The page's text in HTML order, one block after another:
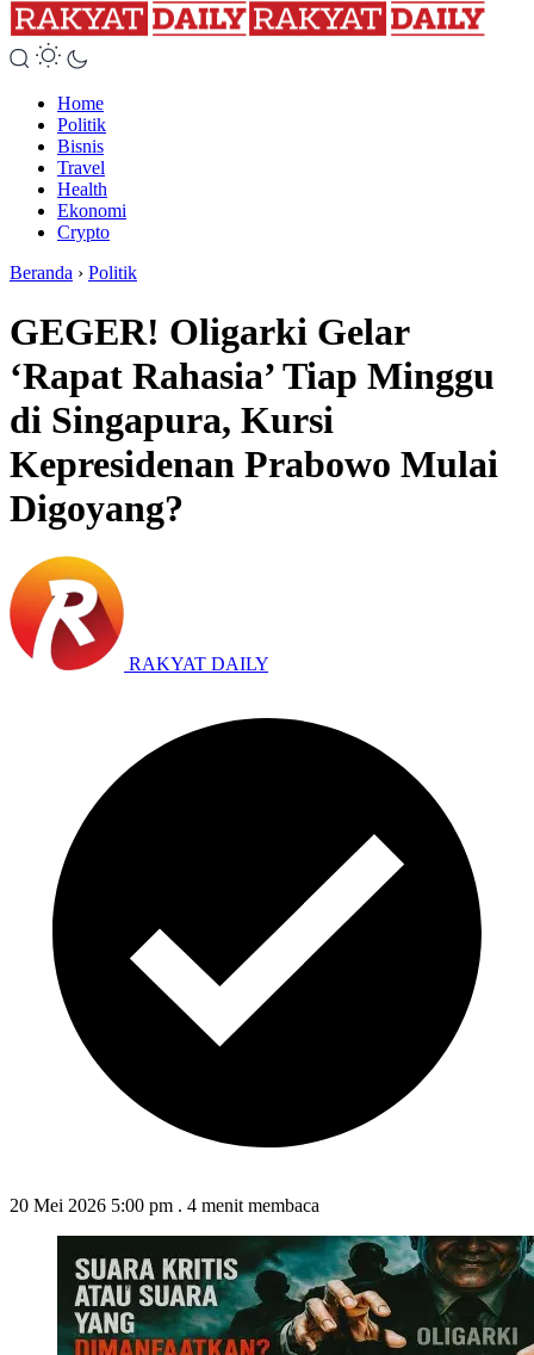
Home
Politik
Bisnis
Travel
Health
Ekonomi
Crypto
Beranda › Politik
GEGER! Oligarki Gelar
‘Rapat Rahasia’ Tiap Minggu
di Singapura, Kursi
Kepresidenan Prabowo Mulai
Digoyang?
RAKYAT DAILY
20 Mei 2026 5:00 pm . 4 menit membaca